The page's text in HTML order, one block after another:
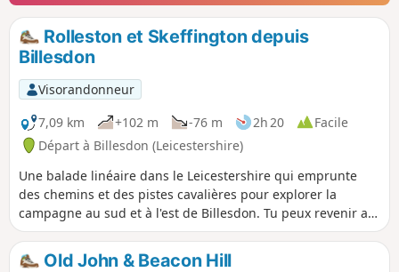
Rolleston et Skeffington depuis
Billesdon
Visorandonneur
7,09 km
+102 m -76 m 2h 20
Facile
Départ à Billesdon (Leicestershire)
Une balade linéaire dans le Leicestershire qui emprunte
des chemins et des pistes cavalières pour explorer la
campagne au sud et à l'est de Billesdon. Tu peux revenir au
point de départ avec la ligne 747 de Centrebus, qui circule
régulièrement entre Skeffington et Billesdon.
Old John & Beacon Hill